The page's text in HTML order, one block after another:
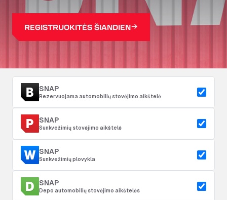
REGISTRUOKITĖS ŠIANDIEN
SNAP
Rezervuojama automobilių stovėjimo aikštelė
SNAP
Sunkvežimių stovėjimo aikštelė
SNAP
Sunkvežimių plovykla
SNAP
Depo automobilių stovėjimo aikštelės